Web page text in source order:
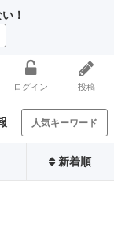
！
ログイン 投稿
人気キーワード
新着順